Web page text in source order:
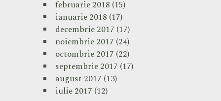
februarie 2018 (15)
ianuarie 2018 (17)
decembrie 2017 (17)
noiembrie 2017 (24)
octombrie 2017 (22)
septembrie 2017 (17)
august 2017 (13)
iulie 2017 (12)